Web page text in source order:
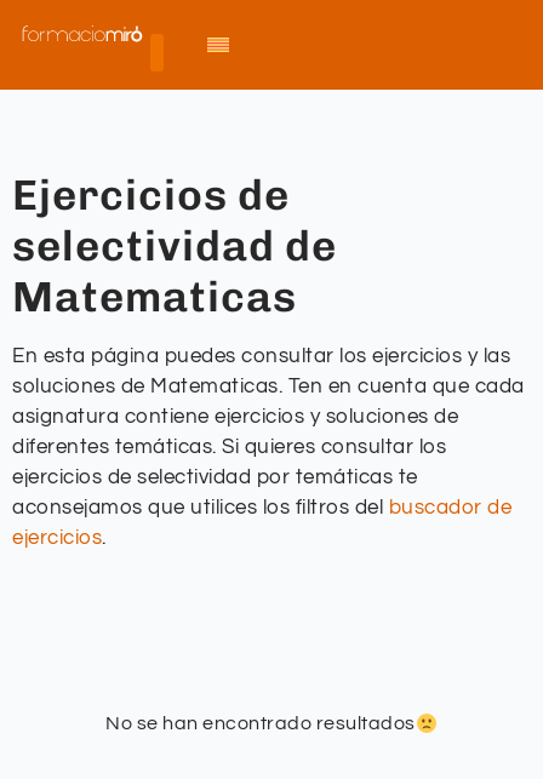
Ejercicios de
selectividad de
Matematicas
En esta página puedes consultar los ejercicios y las
soluciones de Matematicas. Ten en cuenta que cada
asignatura contiene ejercicios y soluciones de
diferentes temáticas. Si quieres consultar los
ejercicios de selectividad por temáticas te
aconsejamos que utilices los filtros del
buscador de
ejercicios.
No se han encontrado resultados